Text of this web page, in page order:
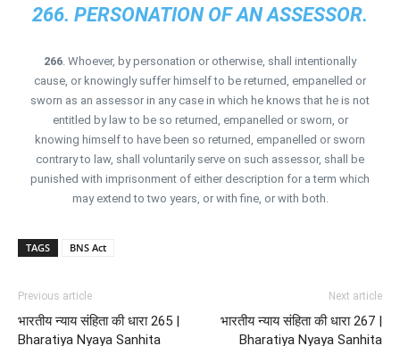
266. PERSONATION OF AN ASSESSOR.
266. Whoever, by personation or otherwise, shall intentionally
cause, or knowingly suffer himself to be returned, empanelled or
sworn as an assessor in any case in which he knows that he is not
entitled by law to be so returned, empanelled or sworn, or
knowing himself to have been so returned, empanelled or sworn
contrary to law, shall voluntarily serve on such assessor, shall be
punished with imprisonment of either description for a term which
may extend to two years, or with fine, or with both.
TAGS BNS Act
Previous article
भारतीय न्याय संहिता की धारा 265 |
Bharatiya Nyaya Sanhita
Next article
भारतीय न्याय संहिता की धारा 267 |
Bharatiya Nyaya Sanhita